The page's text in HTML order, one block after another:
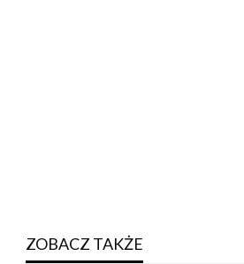
ZOBACZ TAKŻE